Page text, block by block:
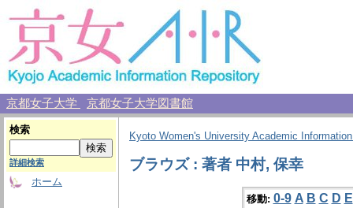
京都女子大学 京都女子大学図書館
検索
詳細検索
ホーム
Kyoto Women's University Academic
ブラウズ : 著者 中村, 保幸
移動: 0-9 A B C D E